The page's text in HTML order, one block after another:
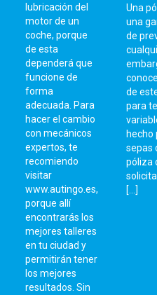
lubricación del
motor de un
coche, porque
de esta
dependerá que
funcione de
forma
adecuada. Para
hacer el cambio
con mecánicos
expertos, te
recomiendo
visitar
www.autingo.es,
porque allí
encontrarás los
mejores talleres
en tu ciudad y
permitirán tener
los mejores
resultados. Sin
Una
una
de
de
para
hecho
sepas
póliza
[…]